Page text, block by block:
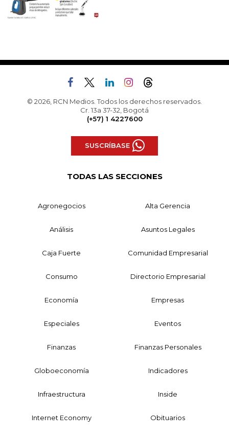
© 2026, RCN Medios. Todos los derechos reservados.
Cr. 13a 37-32, Bogotá
(+57) 1 4227600
SUSCRÍBASE
TODAS LAS SECCIONES
Agronegocios Alta Gerencia
Análisis Asuntos Legales
Caja Fuerte Comunidad Empresarial
Consumo Directorio Empresarial
Economía Empresas
Especiales Eventos
Finanzas Finanzas Personales
Globoeconomía Indicadores
Infraestructura Inside
Internet Economy Obituarios